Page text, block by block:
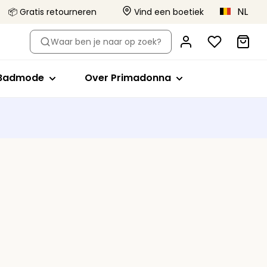
📦 Gratis retourneren Vind een boetiek NL
Waar ben je naar op zoek?
Shop op stijl
Volle cup
Minimizer bh
Shop op stijl
Bikini tops
Over Primadonna
Over Primadonna
Primadonna x Vivian Hoorn
Dit is Primadonna